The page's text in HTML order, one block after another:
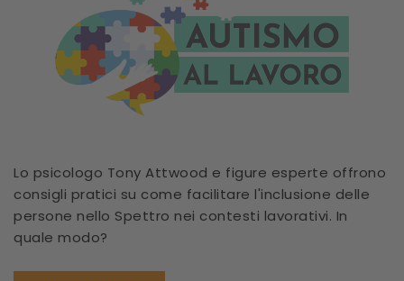
Lo psicologo Tony Attwood e figure esperte offrono
consigli pratici su come facilitare l'inclusione delle
persone nello Spettro nei contesti lavorativi. In
quale modo?